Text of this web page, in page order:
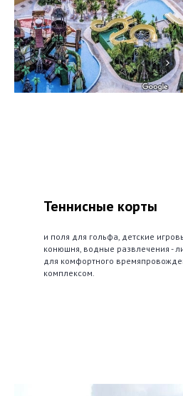
Теннисные корты
и поля для гольфа, детские
конюшня, водные развлечения -
для комфортного
комплексом.